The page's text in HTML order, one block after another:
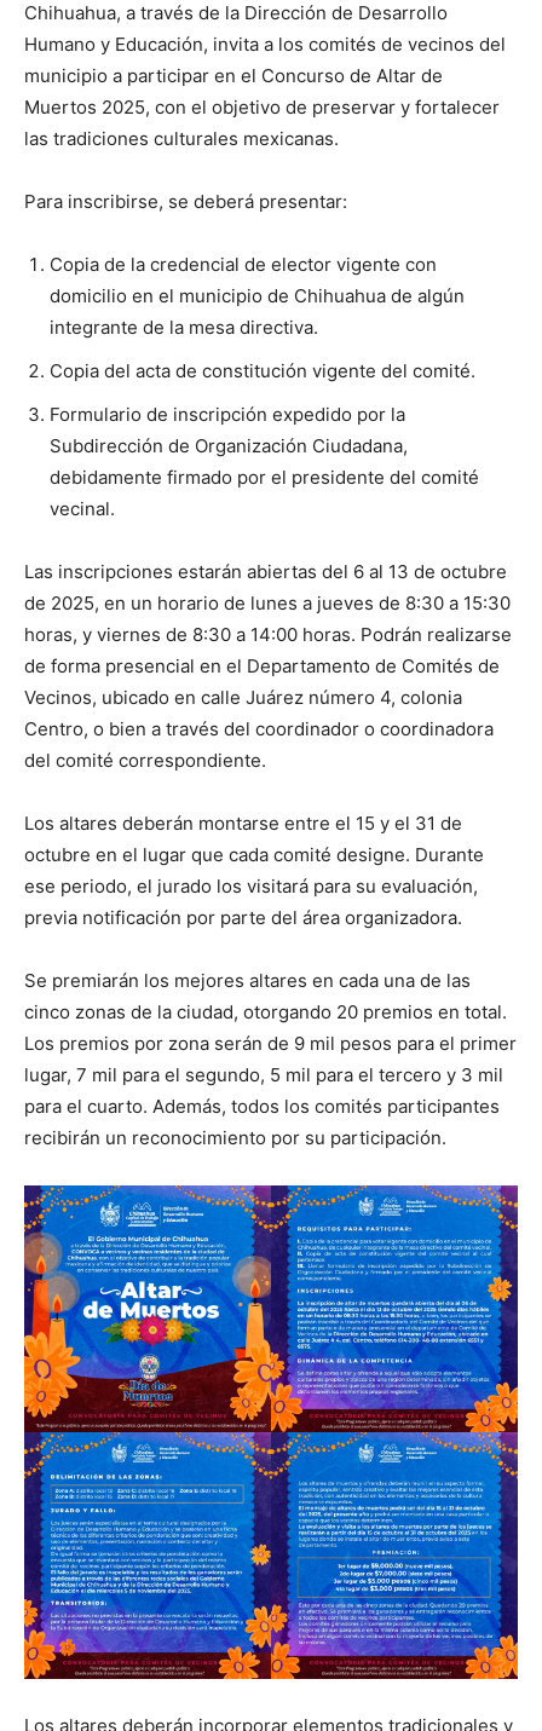
Chihuahua, a través de la Dirección de Desarrollo
Humano y Educación, invita a los comités de vecinos del
municipio a participar en el Concurso de Altar de
Muertos 2025, con el objetivo de preservar y fortalecer
las tradiciones culturales mexicanas.
Para inscribirse, se deberá presentar:
Copia de la credencial de elector vigente con
domicilio en el municipio de Chihuahua de algún
integrante de la mesa directiva.
Copia del acta de constitución vigente del comité.
Formulario de inscripción expedido por la
Subdirección de Organización Ciudadana,
debidamente firmado por el presidente del comité
vecinal.
Las inscripciones estarán abiertas del 6 al 13 de octubre
de 2025, en un horario de lunes a jueves de 8:30 a 15:30
horas, y viernes de 8:30 a 14:00 horas. Podrán realizarse
de forma presencial en el Departamento de Comités de
Vecinos, ubicado en calle Juárez número 4, colonia
Centro, o bien a través del coordinador o coordinadora
del comité correspondiente.
Los altares deberán montarse entre el 15 y el 31 de
octubre en el lugar que cada comité designe. Durante
ese periodo, el jurado los visitará para su evaluación,
previa notificación por parte del área organizadora.
Se premiarán los mejores altares en cada una de las
cinco zonas de la ciudad, otorgando 20 premios en total.
Los premios por zona serán de 9 mil pesos para el primer
lugar, 7 mil para el segundo, 5 mil para el tercero y 3 mil
para el cuarto. Además, todos los comités participantes
recibirán un reconocimiento por su participación.
Los altares deberán incorporar elementos tradicionales y